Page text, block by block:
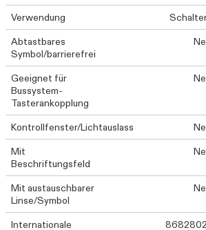
Verwendung
Abtastbares
Symbol/barrierefrei
Geeignet für
Bussystem-
Tasterankopplung
Kontrollfenster/Lichtauslass
Mit
Beschriftungsfeld
Mit austauschbarer
Linse/Symbol
Internationale